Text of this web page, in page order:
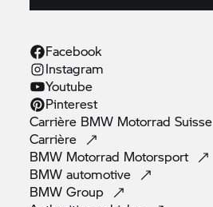
Facebook
Instagram
Youtube
Pinterest
Carrière BMW Motorrad Suisse
Carrière
BMW Motorrad Motorsport
BMWautomotive
BMWGroup